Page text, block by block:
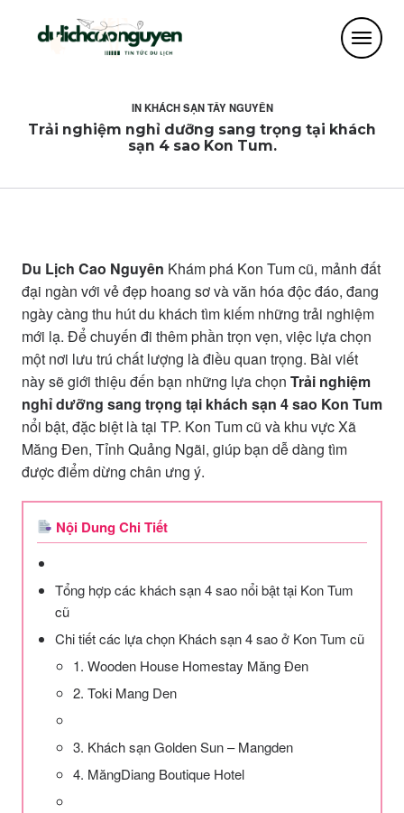
INKHÁCH SẠN TÂY NGUYÊN
Trải nghiệm nghỉ dưỡng sang trọng tại khách
sạn 4 sao Kon Tum.
Du Lịch Cao Nguyên Khám phá Kon Tum cũ, mảnh đất
đại ngàn với vẻ đẹp hoang sơ và văn hóa độc đáo, đang
ngày càng thu hút du khách tìm kiếm những trải nghiệm
mới lạ. Để chuyến đi thêm phần trọn vẹn, việc lựa chọn
một nơi lưu trú chất lượng là điều quan trọng. Bài viết
này sẽ giới thiệu đến bạn những lựa chọn Trải nghiệm
nghỉ dưỡng sang trọng tại khách sạn 4 sao Kon Tum
nổi bật, đặc biệt là tại TP. Kon Tum cũ và khu vực Xã
Măng Đen, Tỉnh Quảng Ngãi, giúp bạn dễ dàng tìm
được điểm dừng chân ưng ý.
Nội Dung Chi Tiết
Tổng hợp các khách sạn 4 sao nổi bật tại Kon Tum
cũ
Chi tiết các lựa chọn Khách sạn 4 sao ở Kon Tum cũ
1. Wooden House Homestay Măng Đen
2. Toki Mang Den
3. Khách sạn Golden Sun – Mangden
4. MăngDiang Boutique Hotel